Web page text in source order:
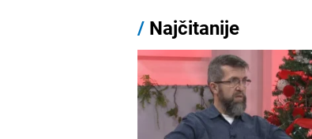
/ Najčitanije